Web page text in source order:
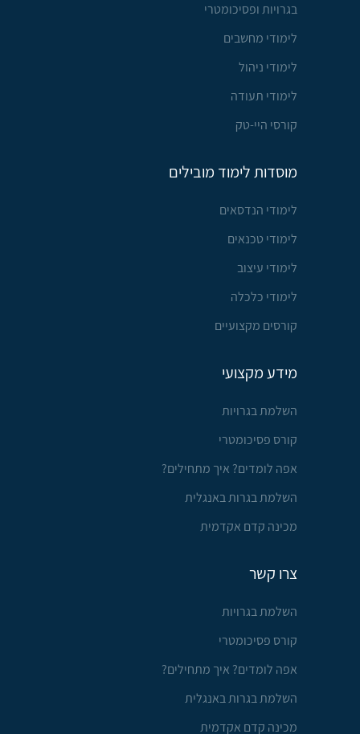
בגרויות ופסיכומטרי
לימודי מחשבים
לימודי ניהול
לימודי תעודה
קורסי היי-טק
מוסדות לימוד מובילים
לימודי הנדסאים
לימודי טכנאים
לימודי עיצוב
לימודי כלכלה
קורסים מקצועיים
מידע מקצועי
השלמת בגרויות
קורס פסיכומטרי
אפה לומדים? איך מתחילים?
השלמת בגרות באנגלית
מכינה קדם אקדמית
צרו קשר
השלמת בגרויות
קורס פסיכומטרי
אפה לומדים? איך מתחילים?
השלמת בגרות באנגלית
מכינה קדם אקדמית